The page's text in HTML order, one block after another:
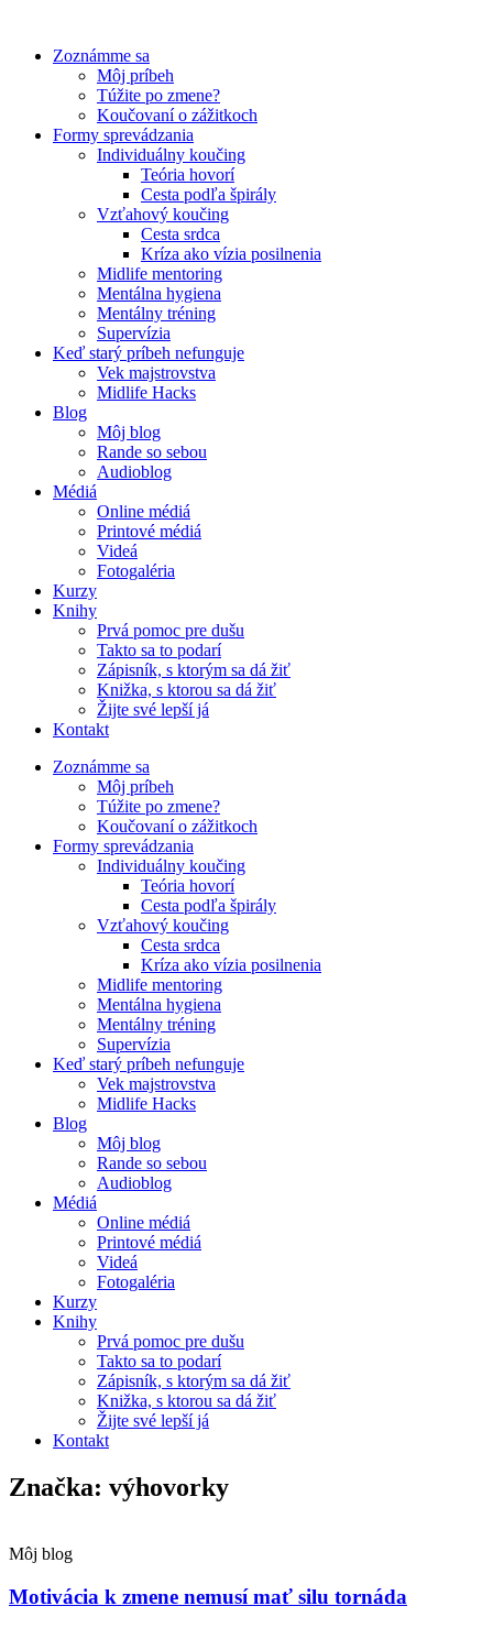
obsah
Zoznámme sa
Môj príbeh
Túžite po zmene?
Koučovaní o zážitkoch
Formy sprevádzania
Individuálny koučing
Teória hovorí
Cesta podľa špirály
Vzťahový koučing
Cesta srdca
Kríza ako vízia posilnenia
Midlife mentoring
Mentálna hygiena
Mentálny tréning
Supervízia
Keď starý príbeh nefunguje
Vek majstrovstva
Midlife Hacks
Blog
Môj blog
Rande so sebou
Audioblog
Médiá
Online médiá
Printové médiá
Videá
Fotogaléria
Kurzy
Knihy
Prvá pomoc pre dušu
Takto sa to podarí
Zápisník, s ktorým sa dá žiť
Knižka, s ktorou sa dá žiť
Žijte své lepší já
Kontakt
Zoznámme sa
Môj príbeh
Túžite po zmene?
Koučovaní o zážitkoch
Formy sprevádzania
Individuálny koučing
Teória hovorí
Cesta podľa špirály
Vzťahový koučing
Cesta srdca
Kríza ako vízia posilnenia
Midlife mentoring
Mentálna hygiena
Mentálny tréning
Supervízia
Keď starý príbeh nefunguje
Vek majstrovstva
Midlife Hacks
Blog
Môj blog
Rande so sebou
Audioblog
Médiá
Online médiá
Printové médiá
Videá
Fotogaléria
Kurzy
Knihy
Prvá pomoc pre dušu
Takto sa to podarí
Zápisník, s ktorým sa dá žiť
Knižka, s ktorou sa dá žiť
Žijte své lepší já
Kontakt
Značka: výhovorky
Môj blog
Motivácia k zmene nemusí mať silu tornáda